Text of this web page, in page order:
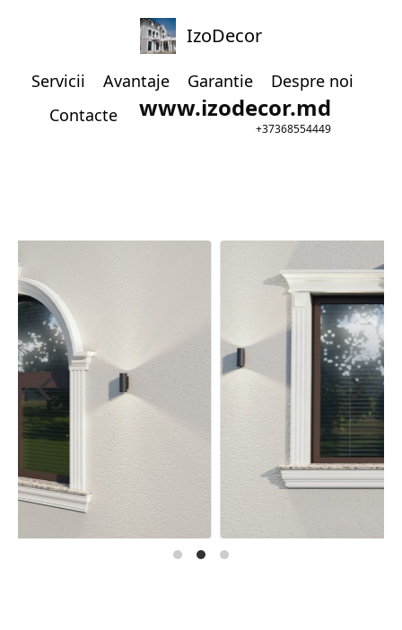
IzoDecor
Servicii Avantaje Garantie
Despre noi
Contacte
www.izodecor.md
+37368554449